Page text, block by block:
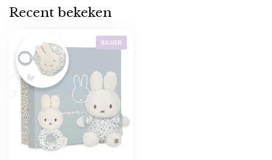
Recent bekeken
SILVER